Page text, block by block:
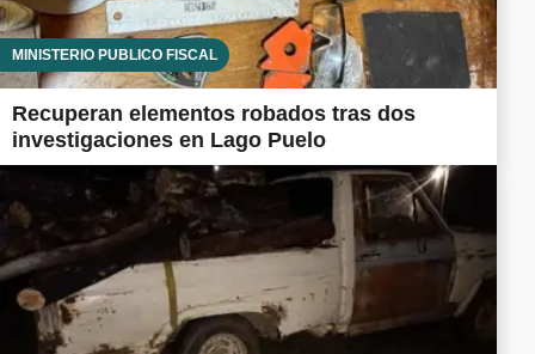
MINISTERIO PÚBLICO FISCAL
Recuperan elementos robados tras dos
investigaciones en Lago Puelo